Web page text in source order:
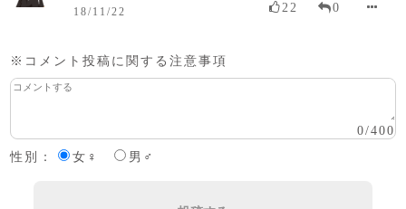
18/11/22 22 0
※コメント投稿に関する注意事項
0/400
性別：
女♀ 男♂